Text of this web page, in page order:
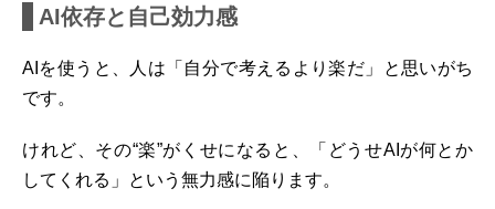
AI依存と自己効力感
AIを使うと、人は「自分で考えるより楽だ」と思いがち
です。
けれど、その“楽”がくせになると、「どうせAIが何とか
してくれる」という無力感に陥ります。